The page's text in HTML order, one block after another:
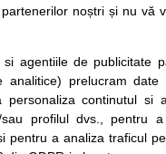
si conditii
de
de cookie
Setarile Cookie
Info
noștri și nu vă
agentiile de publicitate
prelucram date
continutul si
profilul dvs., pentru
pentru a analiza traficul